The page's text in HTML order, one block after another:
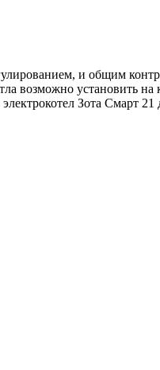
и общим
возможно установить
Зота Смарт